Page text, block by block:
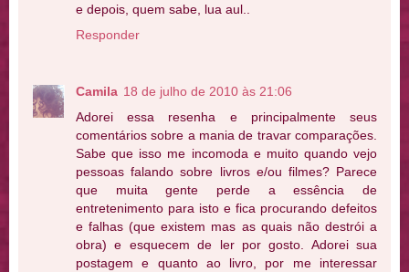
e depois, quem sabe, lua aul..
Responder
Camila 18 de julho de 2010 às 21:06
Adorei essa resenha e principalmente seus
comentários sobre a mania de travar comparações.
Sabe que isso me incomoda e muito quando vejo
pessoas falando sobre livros e/ou filmes? Parece
que muita gente perde a essência de
entretenimento para isto e fica procurando defeitos
e falhas (que existem mas as quais não destrói a
obra) e esquecem de ler por gosto. Adorei sua
postagem e quanto ao livro, por me interessar